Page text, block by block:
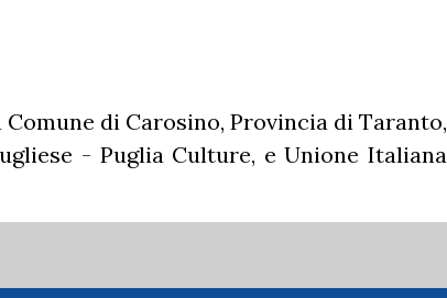
di Carosino, Provincia di Taranto,
- Puglia Culture, e Unione Italiana